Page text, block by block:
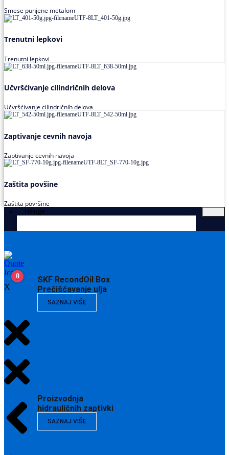
Smese punjene metalom
Trenutni lepkovi
Trenutni lepkovi
Učvršćivanje cilindričnih delova
Učvršćivanje cilindričnih delova
Zaptivanje cevnih navoja
Zaptivanje cevnih navoja
Zaštita povšine
Zaštita površine
Usluge
SKF RecondOil Box
Prečišćavanje ulja
SAZNAJ VIŠE
Proizvodnja
hidrauličnih zaptivki
SAZNAJ VIŠE
0
X